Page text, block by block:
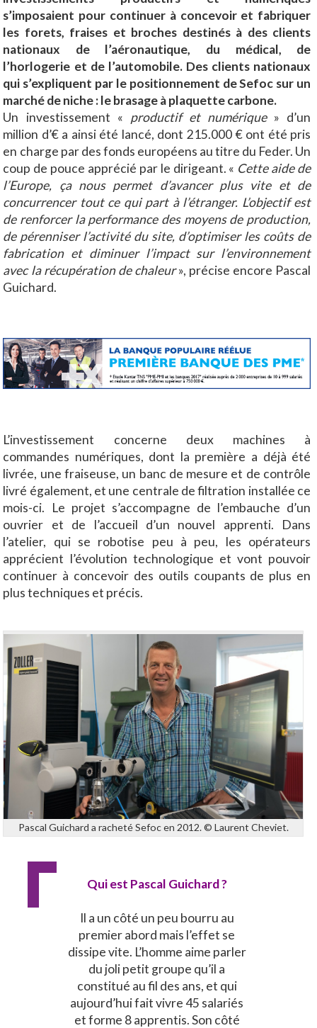
s’imposaient pour continuer à concevoir et fabriquer
les forets, fraises et broches destinés à des clients
nationaux de l’aéronautique, du médical, de
l’horlogerie et de l’automobile. Des clients nationaux
qui s’expliquent par le positionnement de Sefoc sur un
marché de niche : le brasage à plaquette carbone.
Un investissement « productif et numérique» d’un
million d’€ a ainsi été lancé, dont 215.000 € ont été pris
en charge par des fonds européens au titre du Feder. Un
coup de pouce apprécié par le dirigeant. « Cette aide de
l’Europe, ça nous permet d’avancer plus vite et de
concurrencer tout ce qui part à l’étranger. L’objectif est
de renforcer la performance des moyens de production,
de pérenniser l’activité du site, d’optimiser les coûts de
fabrication et diminuer l’impact sur l’environnement
avec la récupération de chaleur», précise encore Pascal
Guichard.
L’investissement concerne deux machines à
commandes numériques, dont la première a déjà été
livrée, une fraiseuse, un banc de mesure et de contrôle
livré également, et une centrale de filtration installée ce
mois-ci. Le projet s’accompagne de l’embauche d’un
ouvrier et de l’accueil d’un nouvel apprenti. Dans
l’atelier, qui se robotise peu à peu, les opérateurs
apprécient l’évolution technologique et vont pouvoir
continuer à concevoir des outils coupants de plus en
plus techniques et précis.
Pascal Guichard a racheté Sefoc en 2012. © Laurent Cheviet.
Qui est Pascal Guichard ?
Il a un côté un peu bourru au
premier abord mais l’effet se
dissipe vite. L’homme aime parler
du joli petit groupe qu’il a
constitué au fil des ans, et qui
aujourd’hui fait vivre 45 salariés
et forme 8 apprentis. Son côté